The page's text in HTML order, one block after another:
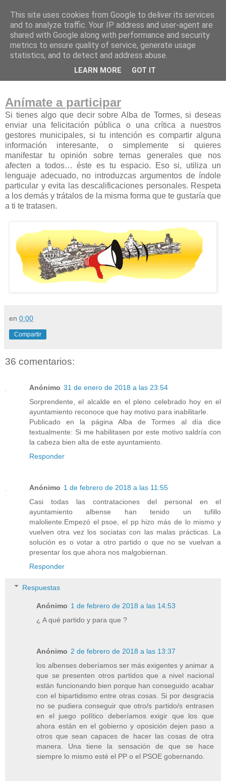
Alba a debate
Anímate a participar
Si tienes algo que decir sobre Alba de Tormes, si deseas
enviar una felicitación pública o una crítica a nuestros
gestores municipales, si tu intención es compartir alguna
información interesante, o simplemente si quieres
manifestar tu opinión sobre temas generales que nos
afecten a todos… éste es tu espacio. Eso si, utiliza un
lenguaje adecuado, no introduzcas argumentos de índole
particular y evita las descalificaciones personales. Respeta
a los demás y trátalos de la misma forma que te gustaría que
a ti te tratasen.
en 0:00
Compartir
36 comentarios:
Anónimo 31 de enero de 2018 a las 23:54
Sorprendente, el alcalde en el pleno celebrado hoy en el
ayuntamiento reconoce que hay motivo para inabilitarle.
Publicado en la página Alba de Tormes al día dice
textualmente: Si me habilitasen por este motivo saldría con
la cabeza bien alta de este ayuntamiento.
Responder
Anónimo 1 de febrero de 2018 a las 11:55
Casi todas las contrataciones del personal en el
ayuntamiento albense han tenido un tufillo
maloliente.Empezó el psoe, el pp hizo más de lo mismo y
vuelven otra vez los sociatas con las malas prácticas. La
solución es o votar a otro partido o que no se vuelvan a
presentar los que ahora nos malgobiernan.
Responder
Respuestas
Anónimo 1 de febrero de 2018 a las 14:53
¿ A qué partido y para que ?
Anónimo 2 de febrero de 2018 a las 13:37
los albenses deberíamos ser más exigentes y animar a
que se presenten otros partidos que a nivel nacional
están funcionando bien porque han conseguido acabar
con el bipartidismo entre otras cosas. Si por desgracia
no se pudiera conseguir que otro/s partido/s entrasen
en el juego político deberíamos exigir que los que
ahora están en el gobierno y oposición dejen paso a
otros que sean capaces de hacer las cosas de otra
manera. Una tiene la sensación de que se hace
siempre lo mismo esté el PP o el PSOE gobernando.
This site uses cookies from Google to deliver its services
and to analyze traffic. Your IP address and user-agent are
shared with Google along with performance and security
metrics to ensure quality of service, generate usage
statistics, and to detect and address abuse.
LEARN MORE GOT IT